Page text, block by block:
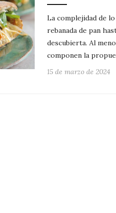
La complejidad de
rebanada de pan
descubierta. Al
componen la
15 de marzo de 2024